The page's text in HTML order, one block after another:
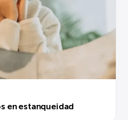
en estanqueidad